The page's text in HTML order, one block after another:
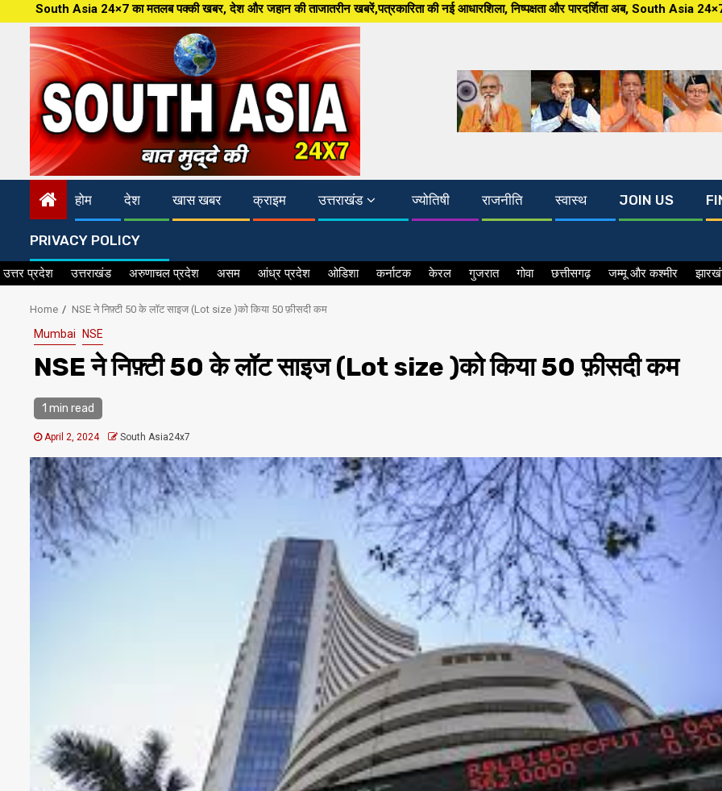
to
content
24×7 का मतलब पक्की खबर, देश और जहान की ताजातरीन खबरें,पत्रकारिता की नई आधारशिला, निष्पक्षता और पारदर्शिता अब, South Asia 24×7 पर खबर
होम देश खास खबर क्राइम उत्तराखंड ज्योतिषी राजनीति स्वास्थ JOIN US
PRIVACY POLICY
उत्तर प्रदेश उत्तराखंड अरुणाचल प्रदेश असम आंध्र प्रदेश ओडिशा कर्नाटक केरल गुजरात गोवा छत्तीसगढ़ जम्मू और कश्मीर
Home NSE ने निफ़्टी 50 के लॉट साइज (Lot size )को किया 50 फ़ीसदी कम
Mumbai NSE
NSE ने निफ़्टी 50 के लॉट साइज (Lot size )को किया 50 फ़ीसदी कम
1 min read
April 2, 2024 South Asia24x7